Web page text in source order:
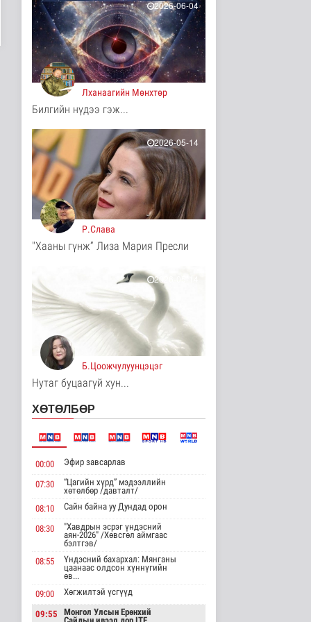
Дэлхийд
1 цаг 13 минутын өмнө
Европ даяар хэт халалт
эрчимжиж байна
Дэлхийд
1 цаг 22 минутын өмнө
Байгаль орчин
2 цаг 39 минутын өмнө
Нийслэлд 107 ШТС-аар
АИ 92 автобензин
түгээж байна
Улс төр
2 цаг 46 минутын өмнө
судлах сургалт,
дадлагад 14 ..
Нийгэм
2 цаг 12 минутын өмнө
Канадын Ерөнхий сайд
АНУ-тай хийж буй
худалдааны..
Дэлхийд
2 цаг 26 минутын өмнө
ам.долларын төлбөр
ногдуул..
3 цаг 56 минутын өмнө
Ирэх 10 хоногт цаг
агаар ямар байх вэ
Байгаль орчин
3 цаг 18 минутын өмнө
“Нүүрс пиролизийн
үйлдвэр”-ийг төр,
хувийн хэвшл..
Нийгэм
2026-06-04
Лханаагийн Мөнхтөр
Билгийн нүдээ гэж...
2026-05-14
Р.Слава
"Хааны гүнж” Лиза Мария Пресли
2026-05-14
Б.Цоожчулуунцэцэг
Нутаг буцаагүй хун...
ХӨТӨЛБӨР
00:00 Эфир завсарлав
07:30
“Цагийн хүрд” мэдээллийн
хөтөлбөр /давталт/
08:10
Сайн байна уу Дундад орон
08:30
"Хавдрын эсрэг үндэсний
аян-2026" /Хөвсгөл аймгаас
бэлтгэв/
08:55
Үндэсний бахархал: Мянганы
цаанаас олдсон хүннүгийн
өв...
09:00
Хөгжилтэй үсгүүд
09:55
Монгол Улсын Ерөнхий